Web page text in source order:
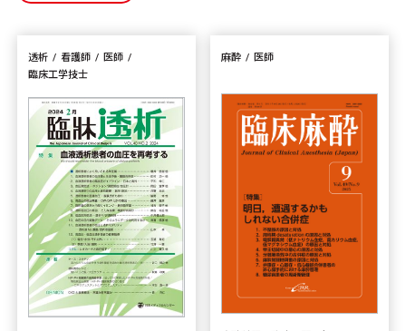
透析 看護師
医師
臨床工学技士
麻酔 医師